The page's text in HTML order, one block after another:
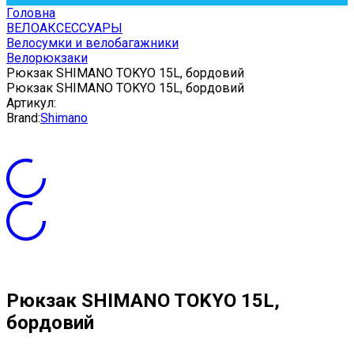
Головна
ВЕЛОАКСЕССУАРЫ
Велосумки и велобагажники
Велорюкзаки
Рюкзак SHIMANO TOKYO 15L, бордовий
Рюкзак SHIMANO TOKYO 15L, бордовий
Артикул:
Brand:Shimano
Рюкзак SHIMANO TOKYO 15L,
бордовий